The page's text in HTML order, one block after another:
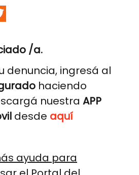
/a.
denuncia, ingresá al
haciendo
nuestra APP
desde aquí
ayuda para